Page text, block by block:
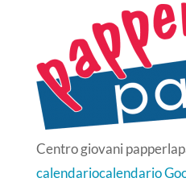
Centro giovani
calendariocalendario